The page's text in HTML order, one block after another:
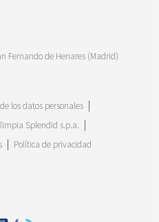
Fernando de Henares (Madrid)
los datos personales
Splendid s.p.a.
Política de privacidad